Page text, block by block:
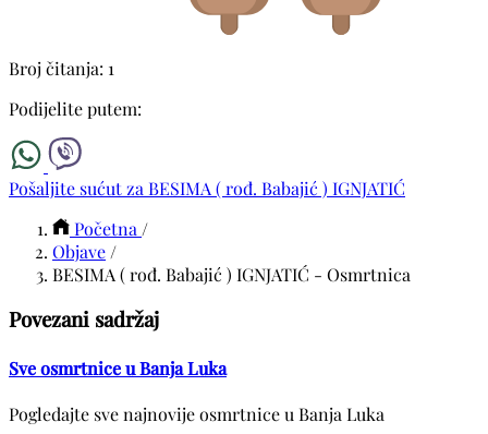
Broj čitanja: 1
Podijelite putem:
Pošaljite sućut za BESIMA ( rođ. Babajić ) IGNJATIĆ
Početna /
Objave /
BESIMA ( rođ. Babajić ) IGNJATIĆ - Osmrtnica
Povezani sadržaj
Sve osmrtnice u Banja Luka
Pogledajte sve najnovije osmrtnice u Banja Luka